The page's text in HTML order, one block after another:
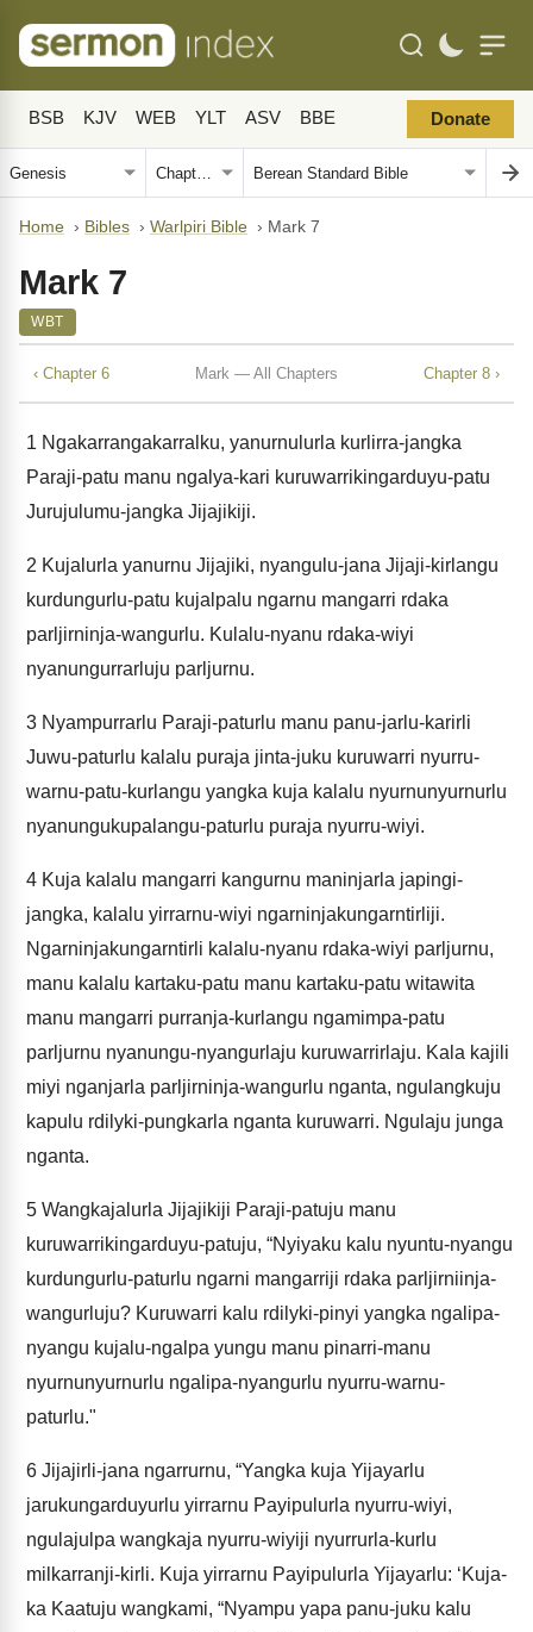
BSB KJV WEB YLT ASV BBE Donate
Home › Bibles › Warlpiri Bible › Mark 7
Mark 7
WBT
‹ Chapter 6 Mark — All Chapters Chapter 8 ›
1 Ngakarrangakarralku, yanurnulurla kurlirra-jangka
Paraji-patu manu ngalya-kari kuruwarrikingarduyu-patu
Jurujulumu-jangka Jijajikiji.
2 Kujalurla yanurnu Jijajiki, nyangulu-jana Jijaji-kirlangu
kurdungurlu-patu kujalpalu ngarnu mangarri rdaka
parljirninja-wangurlu. Kulalu-nyanu rdaka-wiyi
nyanungurrarluju parljurnu.
3 Nyampurrarlu Paraji-paturlu manu panu-jarlu-karirli
Juwu-paturlu kalalu puraja jinta-juku kuruwarri nyurru-
warnu-patu-kurlangu yangka kuja kalalu nyurnunyurnurlu
nyanungukupalangu-paturlu puraja nyurru-wiyi.
4 Kuja kalalu mangarri kangurnu maninjarla japingi-
jangka, kalalu yirrarnu-wiyi ngarninjakungarntirliji.
Ngarninjakungarntirli kalalu-nyanu rdaka-wiyi parljurnu,
manu kalalu kartaku-patu manu kartaku-patu witawita
manu mangarri purranja-kurlangu ngamimpa-patu
parljurnu nyanungu-nyangurlaju kuruwarrirlaju. Kala kajili
miyi nganjarla parljirninja-wangurlu nganta, ngulangkuju
kapulu rdilyki-pungkarla nganta kuruwarri. Ngulaju junga
nganta.
5 Wangkajalurla Jijajikiji Paraji-patuju manu
kuruwarrikingarduyu-patuju, “Nyiyaku kalu nyuntu-nyangu
kurdungurlu-paturlu ngarni mangarriji rdaka parljirniinja-
wangurluju? Kuruwarri kalu rdilyki-pinyi yangka ngalipa-
nyangu kujalu-ngalpa yungu manu pinarri-manu
nyurnunyurnurlu ngalipa-nyangurlu nyurru-warnu-
paturlu."
6 Jijajirli-jana ngarrurnu, “Yangka kuja Yijayarlu
jarukungarduyurlu yirrarnu Payipulurla nyurru-wiyi,
ngulajulpa wangkaja nyurru-wiyiji nyurrurla-kurlu
milkarranji-kirli. Kuja yirrarnu Payipulurla Yijayarlu: ‘Kuja-
ka Kaatuju wangkami, “Nyampu yapa panu-juku kalu